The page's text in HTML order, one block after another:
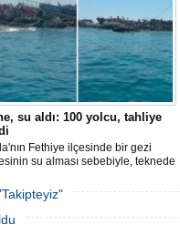
su aldı: 100 yolcu, tahliye
Fethiye ilçesinde bir gezi
su alması sebebiyle, teknede
batmaması için bölgede
çalışması başlatıldı.